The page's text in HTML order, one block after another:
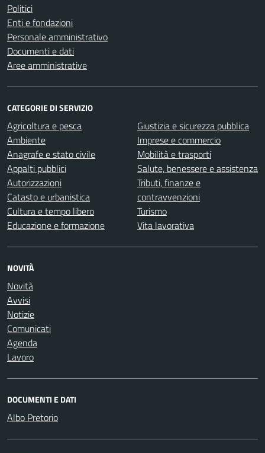
Politici
Enti e fondazioni
Personale amministrativo
Documenti e dati
Aree amministrative
CATEGORIE DI SERVIZIO
Agricoltura e pesca
Ambiente
Anagrafe e stato civile
Appalti pubblici
Autorizzazioni
Catasto e urbanistica
Cultura e tempo libero
Educazione e formazione
Giustizia e sicurezza pubblica
Imprese e commercio
Mobilità e trasporti
Salute, benessere e assistenza
Tributi, finanze e
contravvenzioni
Turismo
Vita lavorativa
NOVITÀ
Novità
Avvisi
Notizie
Comunicati
Agenda
Lavoro
DOCUMENTI E DATI
Albo Pretorio